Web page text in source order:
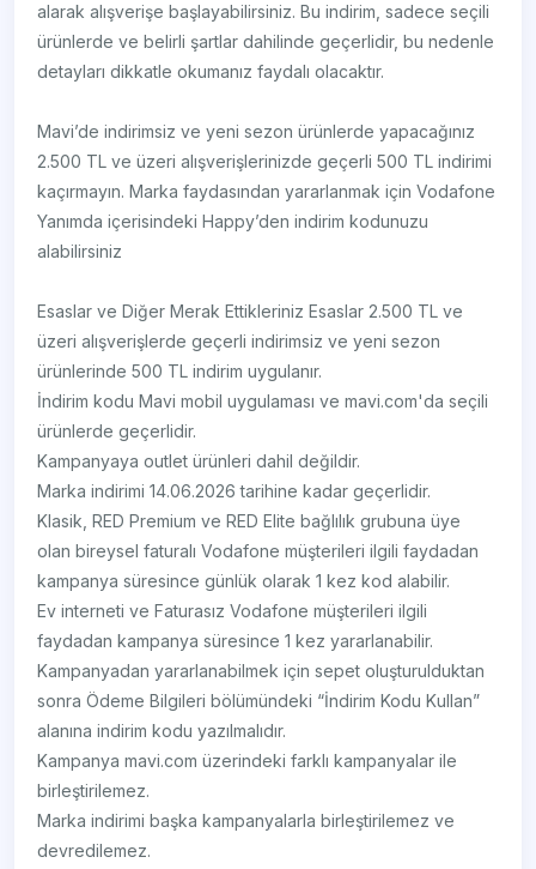
alarak alışverişe başlayabilirsiniz. Bu indirim, sadece seçili
ürünlerde ve belirli şartlar dahilinde geçerlidir, bu nedenle
detayları dikkatle okumanız faydalı olacaktır.
Mavi’de indirimsiz ve yeni sezon ürünlerde yapacağınız
2.500 TL ve üzeri alışverişlerinizde geçerli 500 TL indirimi
kaçırmayın. Marka faydasından yararlanmak için Vodafone
Yanımda içerisindeki Happy’den indirim kodunuzu
alabilirsiniz
Esaslar ve Diğer Merak Ettikleriniz Esaslar 2.500 TL ve
üzeri alışverişlerde geçerli indirimsiz ve yeni sezon
ürünlerinde 500 TL indirim uygulanır.
İndirim kodu Mavi mobil uygulaması ve mavi.com'da seçili
ürünlerde geçerlidir.
Kampanyaya outlet ürünleri dahil değildir.
Marka indirimi 14.06.2026 tarihine kadar geçerlidir.
Klasik, RED Premium ve RED Elite bağlılık grubuna üye
olan bireysel faturalı Vodafone müşterileri ilgili faydadan
kampanya süresince günlük olarak 1 kez kod alabilir.
Ev interneti ve Faturasız Vodafone müşterileri ilgili
faydadan kampanya süresince 1 kez yararlanabilir.
Kampanyadan yararlanabilmek için sepet oluşturulduktan
sonra Ödeme Bilgileri bölümündeki “İndirim Kodu Kullan”
alanına indirim kodu yazılmalıdır.
Kampanya mavi.com üzerindeki farklı kampanyalar ile
birleştirilemez.
Marka indirimi başka kampanyalarla birleştirilemez ve
devredilemez.